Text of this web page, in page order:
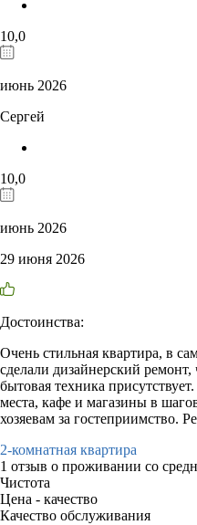
10,0
июнь 2026
Сергей
10,0
июнь 2026
29 июня 2026
Достоинства:
Очень стильная квартира, в
сделали дизайнерский
бытовая техника
места, кафе и магазины в
хозяевам за гостеприимство.
2-комнатная квартира
1 отзыв о проживании со
Чистота
Цена - качество
Качество обслуживания